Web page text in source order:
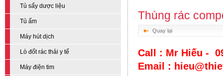
Tủ sấy dược liệu
Tủ ấm
Máy hút dịch
Lò đốt rác thải y tế
Máy điện tim
Thùng rác
Quay lại
Call : Mr Hiếu -
Email :